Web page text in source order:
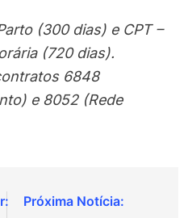
(300 dias) e CPT –
(720 dias).
6848
e 8052 (Rede